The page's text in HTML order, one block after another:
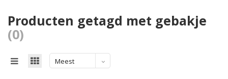
Producten getagd met gebakje
(0)
Meest